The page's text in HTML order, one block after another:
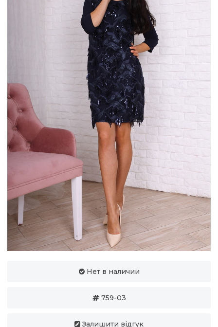
Нет в наличии
759-03
Залишити відгук